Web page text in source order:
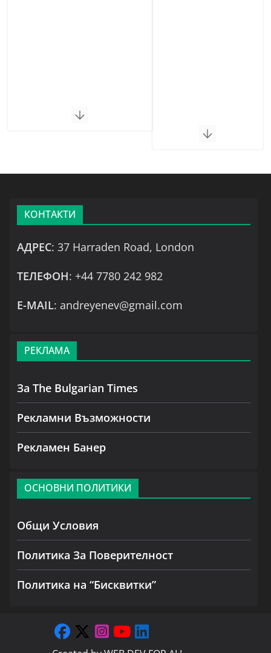
КОНТАКТИ
АДРЕС: 37 Harraden Road, London
ТЕЛЕФОН: +44 7780 242 982
Е-MAIL: andreyenev@gmail.com
РЕКЛАМА
За The Bulgarian Times
Рекламни Възможности
Рекламен Банер
ОСНОВНИ ПОЛИТИКИ
Общи Условия
Политика За Поверителност
Политика на “Бисквитки”